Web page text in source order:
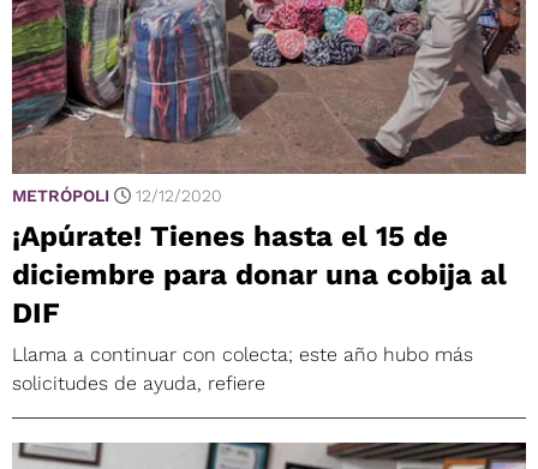
METRÓPOLI 12/12/2020
¡Apúrate! Tienes hasta el 15 de
diciembre para donar una cobija al
DIF
Llama a continuar con colecta; este año hubo más
solicitudes de ayuda, refiere